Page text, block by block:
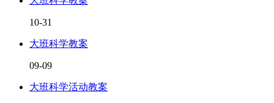
10-31
大班科学教案
09-09
大班科学活动教案